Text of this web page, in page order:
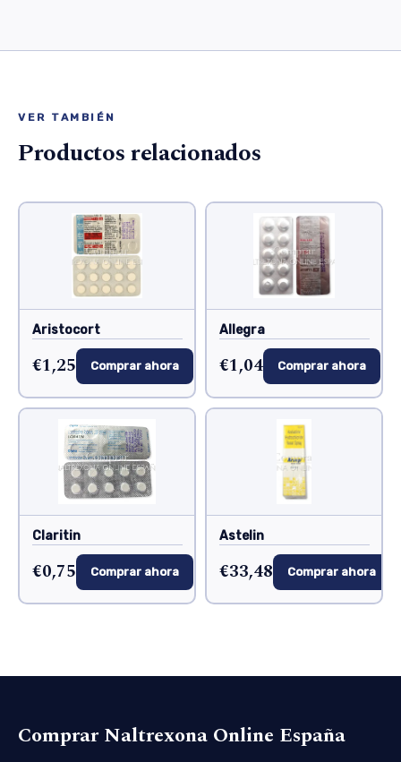
VER TAMBIÉN
Productos relacionados
Aristocort
€1,25 Comprar ahora
Allegra
€1,04 Comprar ahora
Claritin
€0,75 Comprar ahora
Astelin
€33,48 Comprar ahora
Comprar Naltrexona Online España